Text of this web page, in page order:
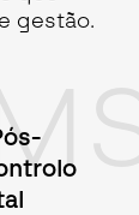
gestão.